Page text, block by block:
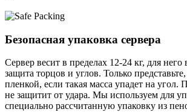
Безопасная упаковка сервера
Сервер весит в пределах 12-24 кг, для
защита торцов и углов. Только представьте,
пленкой, если такая масса упадет на угол.
не защитит от удара. Мы используем для
специально расcчитанную упаковку из